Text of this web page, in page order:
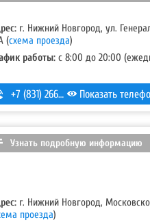
г. Нижний Новгород, ул.
(схема проезда)
работы: с 8:00 до 20:00
+7 (831) 266-00-13 Показать
Узнать подробную информацию
г. Нижний Новгород,
проезда)